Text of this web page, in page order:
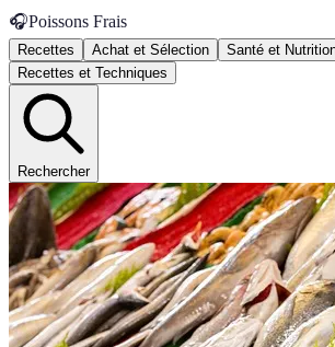
🎧Poissons Frais
Recettes Achat et Sélection Santé et
Recettes et Techniques
Rechercher